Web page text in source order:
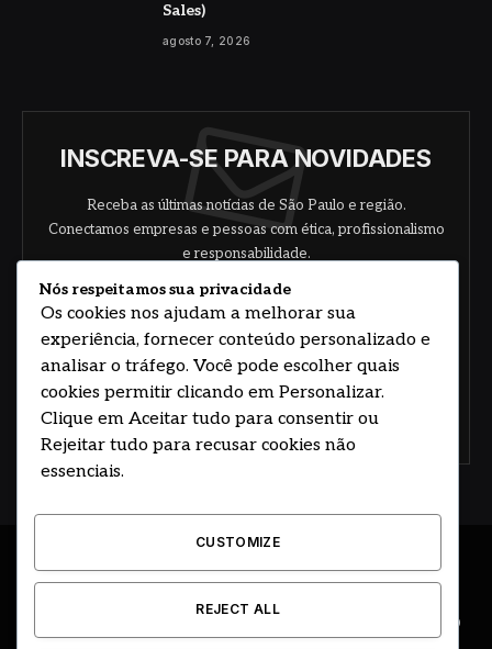
Sales)
agosto 7, 2026
INSCREVA-SE PARA NOVIDADES
Receba as últimas notícias de São Paulo e região.
Conectamos empresas e pessoas com ética, profissionalismo
e responsabilidade.
Concorde com nossos termos e acordo de
© 2026 DESENVOLVIDO POR HOSTING PRIME BRASIL
CIDADE E REGIÃO
Nós respeitamos sua privacidade
Os cookies nos ajudam a melhorar sua
experiência, fornecer conteúdo personalizado e
analisar o tráfego. Você pode escolher quais
cookies permitir clicando em Personalizar.
Clique em Aceitar tudo para consentir ou
Rejeitar tudo para recusar cookies não
essenciais.
CUSTOMIZE
REJECT ALL